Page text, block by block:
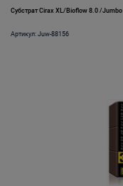
Субстрат Cirax XL/Bioflow 8.0 /Jumbo
Артикул: Juw-88156